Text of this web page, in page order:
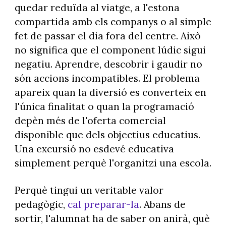
quedar reduïda al viatge, a l'estona
compartida amb els companys o al simple
fet de passar el dia fora del centre. Això
no significa que el component lúdic sigui
negatiu. Aprendre, descobrir i gaudir no
són accions incompatibles. El problema
apareix quan la diversió es converteix en
l'única finalitat o quan la programació
depèn més de l'oferta comercial
disponible que dels objectius educatius.
Una excursió no esdevé educativa
simplement perquè l'organitzi una escola.
Perquè tingui un veritable valor
pedagògic, cal preparar-la. Abans de
sortir, l'alumnat ha de saber on anirà, què